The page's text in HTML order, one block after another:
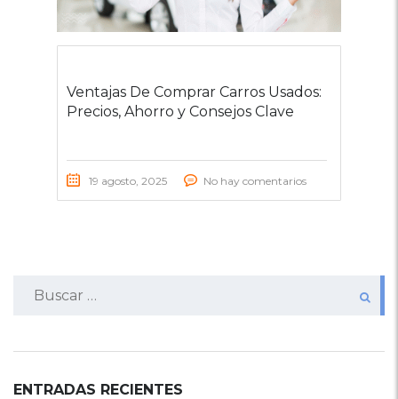
Ventajas De Comprar Carros Usados:
Precios, Ahorro y Consejos Clave
19 agosto, 2025 No hay comentarios
ENTRADAS RECIENTES